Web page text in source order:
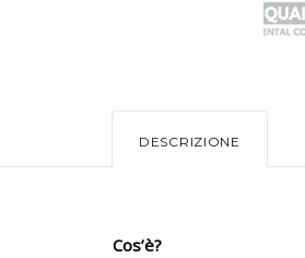
DESCRIZIONE
Cos’è?